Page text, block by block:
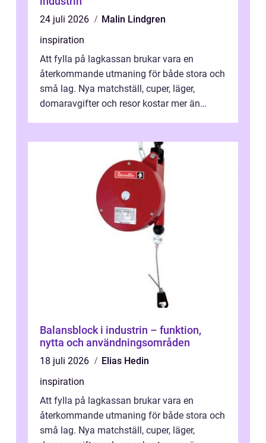
24 juli 2026
Malin Lindgren
inspiration
Att fylla på lagkassan brukar vara en
återkommande utmaning för både stora och
små lag. Nya matchställ, cuper, läger,
domaravgifter och resor kostar mer än
Balansblock i industrin – funktion,
nytta och användningsområden
18 juli 2026
Elias Hedin
inspiration
Att fylla på lagkassan brukar vara en
återkommande utmaning för både stora och
små lag. Nya matchställ, cuper, läger,